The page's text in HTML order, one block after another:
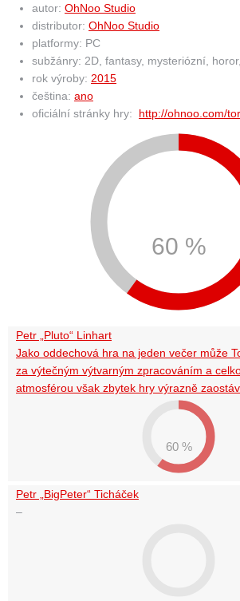
autor: OhNoo Studio
distributor: OhNoo Studio
platformy: PC
subžánry: 2D, fantasy, mysteriózní,
rok výroby: 2015
čeština: ano
oficiální stránky hry: http://ohnoo.com/
60 %
Petr „Pluto“ Linhart
Jako oddechová hra na jeden večer může
za výtečným výtvarným zpracováním a
atmosférou však zbytek hry výrazně
60 %
Petr „BigPeter“ Ticháček
–